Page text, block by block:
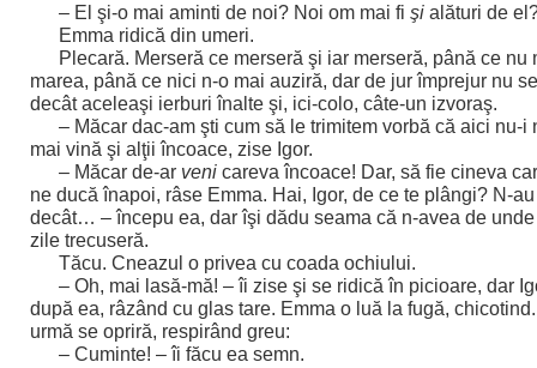
– El şi-o mai aminti de noi? Noi om mai fi şi alături de
Emma ridică din umeri.
Plecară. Merseră ce merseră şi iar merseră, până ce nu
marea, până ce nici n-o mai auziră, dar de jur împrejur nu
decât aceleaşi ierburi înalte şi, ici-colo, câte-un izvoraş.
– Măcar dac-am şti cum să le trimitem vorbă că aici nu-i
mai vină şi alţii încoace, zise Igor.
– Măcar de-ar veni careva încoace! Dar, să fie cineva
ne ducă înapoi, râse Emma. Hai, Igor, de ce te plângi? N-
decât… – începu ea, dar îşi dădu seama că n-avea de
zile trecuseră.
Tăcu. Cneazul o privea cu coada ochiului.
– Oh, mai lasă-mă! – îi zise şi se ridică în picioare, dar
după ea, râzând cu glas tare. Emma o luă la fugă,
urmă se opriră, respirând greu:
– Cuminte! – îi făcu ea semn.